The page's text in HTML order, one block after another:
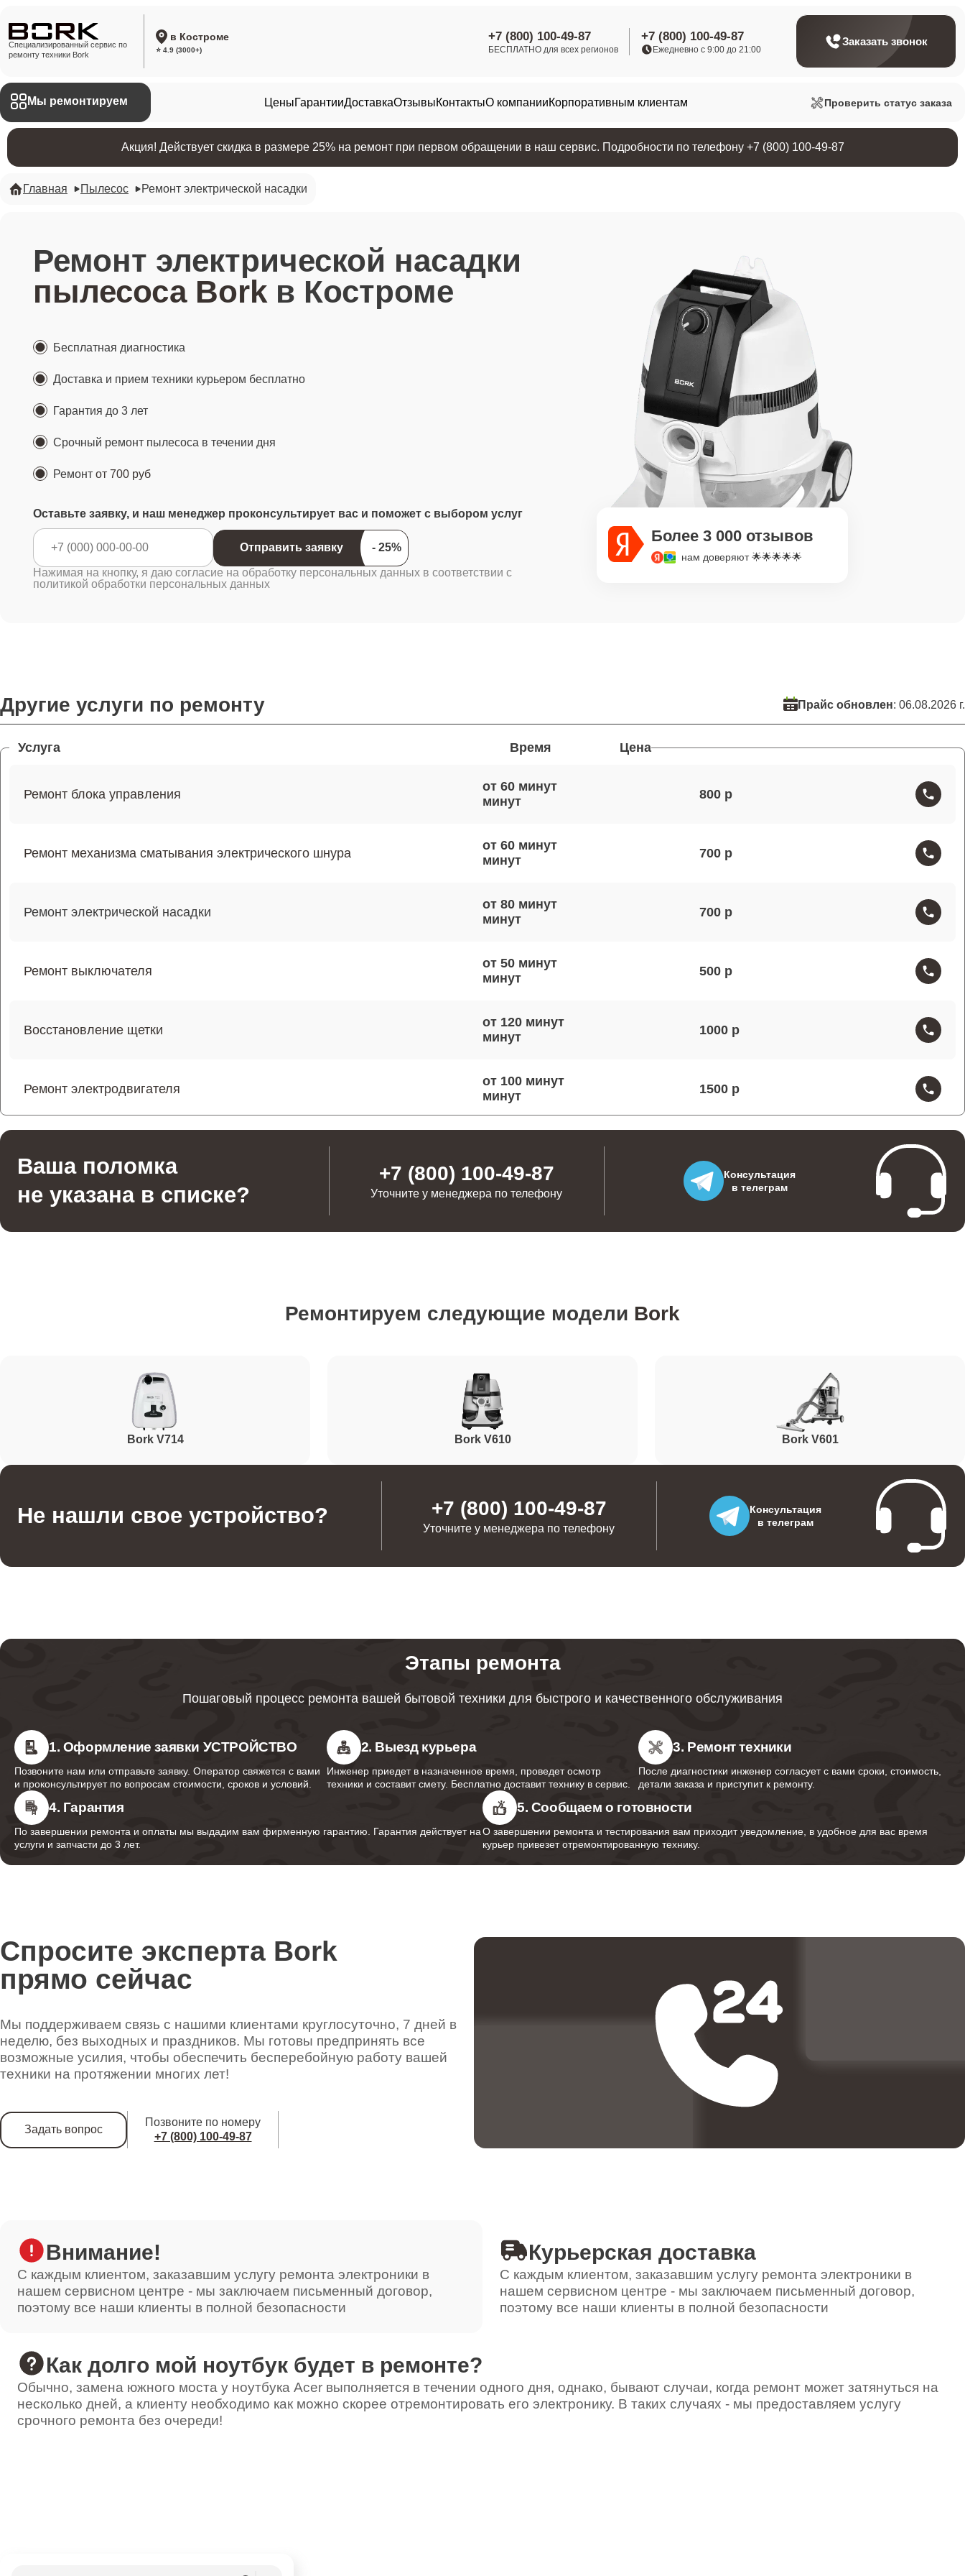
Специализированный сервис по
ремонту техники Bork
в Костроме
⭐ 4.9 (3000+)
+7 (800) 100-49-87
БЕСПЛАТНО для всех регионов
+7 (800) 100-49-87
Ежедневно с 9:00 до 21:00
Заказать звонок
Мы ремонтируем ЦеныГарантииДоставкаОтзывыКонтактыО компанииКорпоративным клиентам Проверить статус заказа
Акция! Действует скидка в размере 25% на ремонт при первом обращении в наш сервис. Подробности по телефону +7 (800) 100-49-87
Главная Пылесос Ремонт электрической насадки
Ремонт электрической насадки
пылесоса Bork в Костроме
Бесплатная диагностика
Доставка и прием техники курьером бесплатно
Гарантия до 3 лет
Срочный ремонт пылесоса в течении дня
Ремонт от 700 руб
Оставьте заявку, и наш менеджер проконсультирует вас и поможет с выбором услуг
Отправить заявку
Нажимая на кнопку, я даю согласие на обработку персональных данных в соответствии с
политикой обработки персональных данных
Более 3 000 отзывов
нам доверяют 🌟🌟🌟🌟🌟
Другие услуги по ремонту Прайс обновлен: 06.08.2026 г.
Услуга Время Цена
Ремонт блока управления
от 60 минут
800
Ремонт механизма сматывания электрического шнура
от 60 минут
700
Ремонт электрической насадки
от 80 минут
700
Ремонт выключателя
от 50 минут
500
Восстановление щетки
от 120 минут
1000
Ремонт электродвигателя
от 100 минут
1500
Ремонт электросхемы
от 90 минут
от 50 минут
Ремонт кнопок управления
от 60 минут
Ремонт шнура питания
от 60 минут
1500
от 110 минут
Ваша поломка
не указана в списке?
+7 (800) 100-49-87
Уточните у менеджера по телефону
Консультация
в телеграм
Ремонтируем следующие модели Bork
Bork V714 Bork V610 Bork V601
Не нашли свое устройство? +7 (800) 100-49-87
Уточните у менеджера по телефону
Консультация
в телеграм
Этапы ремонта
Пошаговый процесс ремонта вашей бытовой техники для быстрого и качественного обслуживания
1. Оформление заявки УСТРОЙСТВО
Позвоните нам или отправьте заявку. Оператор свяжется с вами
и проконсультирует по вопросам стоимости, сроков и условий.
2. Выезд курьера
Инженер приедет в назначенное время, проведет осмотр
техники и составит смету. Бесплатно доставит технику в сервис.
3. Ремонт техники
После диагностики инженер согласует с вами сроки, стоимость,
детали заказа и приступит к ремонту.
4. Гарантия
По завершении ремонта и оплаты мы выдадим вам фирменную гарантию. Гарантия действует на
услуги и запчасти до 3 лет.
5. Сообщаем о готовности
О завершении ремонта и тестирования вам приходит уведомление, в удобное для вас время
курьер привезет отремонтированную технику.
Спросите эксперта Bork
прямо сейчас
Мы поддерживаем связь с нашими клиентами круглосуточно, 7 дней в
неделю, без выходных и праздников. Мы готовы предпринять все
возможные усилия, чтобы обеспечить бесперебойную работу вашей
техники на протяжении многих лет!
Задать вопрос
Позвоните по номеру
+7 (800) 100-49-87
Внимание!
С каждым клиентом, заказавшим услугу ремонта электроники в
нашем сервисном центре - мы заключаем письменный договор,
поэтому все наши клиенты в полной безопасности
Курьерская доставка
С каждым клиентом, заказавшим услугу ремонта электроники в
нашем сервисном центре - мы заключаем письменный договор,
поэтому все наши клиенты в полной безопасности
Как долго мой ноутбук будет в ремонте?
Обычно, замена южного моста у ноутбука Acer выполняется в течении одного дня, однако, бывают случаи, когда ремонт может затянуться на
несколько дней, а клиенту необходимо как можно скорее отремонтировать его электронику. В таких случаях - мы предоставляем услугу
срочного ремонта без очереди!